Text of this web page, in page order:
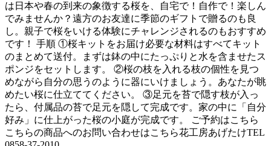
は日本や春の到来の象徴する桜を、自宅で！自作で！楽しん
でみませんか？遠方のお友達に季節のギフトで贈るのも良
し。親子で桜をいける体験にチャレンジされるのもおすすめ
です！ 手順 ①桜キットをお届け必要な材料はすべてキット
のまとめて送付。まずは鉢の中にたっぷりと水を含ませたス
ポンジをセットします。 ②桜の枝を入れる枝の個性を見つ
めながら自分の思うのように器にいけましょう。あなたが眺
めたい桜に仕立ててください。 ③足元を苔で隠す枝が入っ
たら、付属品の苔で足元を隠して完成です。家の中に「自分
好み」に仕上がった桜の小庭が完成です。 ご予約はこちら​
こちらの商品へのお問い合わせはこちら花工房あげたけTEL